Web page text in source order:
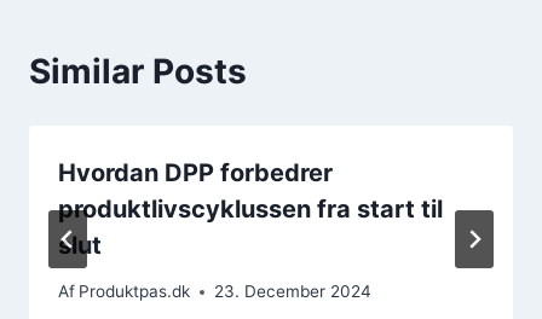
Similar Posts
Hvordan DPP forbedrer
produktlivscyklussen fra start til
slut
Af Produktpas.dk 23. December 2024